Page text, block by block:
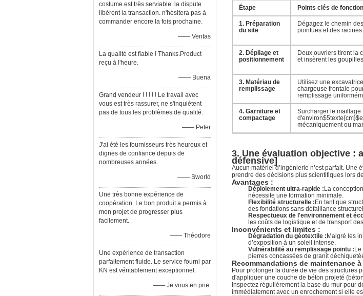
costume est très serviable. la dispute
libèrent la transaction. n'hésitera pas à
commander encore la fois prochaine.
—— Ventas
La qualité est fiable ! Thanks.Product
reçu à l'heure.
—— Buena
Grand vendeur ! ! ! ! ! Le travail avec
vous est très rassurer, ne s'inquiètent
pas de tous les problèmes de qualité.
—— Peter
J'ai été les fournisseurs très heureux et
dignes de confiance depuis de
nombreuses années.
—— Sworld
Une très bonne expérience de
coopération. Le bon produit a permis à
mon projet de progresser plus
facilement.
—— Théodore
Une expérience de transaction
parfaitement fluide. Le service fourni par
KN est véritablement exceptionnel.
—— Je vous en prie.
Étape
Points clés de
1. Préparation
du site
Dégagez le chemin
pointues et des
2. Dépliage et
positionnement
Deux ouvriers tirent la
et insèrent les
3. Matériau de
remplissage
Utilisez une
chargeuse frontale
remplissage
4. Garniture et
compactage
Surcharger le maillage
d'environ$5texte{cm}$
mécaniquement ou
3. Une évaluation objective :
défensive]
Aucun matériel d’ingénierie n’est parfait.
prendre des décisions plus scientifiques lors
Avantages :
Déploiement ultra-rapide : La
nécessite une formation minimale.
Flexibilité structurelle : En tant que
des fondations sans défaillance
Respectueux de l'environnement et
les coûts de logistique et de transport
Inconvénients et limites :
Dégradation du géotextile : Malgré les
d’exposition à un soleil intense.
Vulnérabilité au remplissage pointu :
pierres concassées de granit
Recommandations de maintenance
Pour prolonger la durée de vie des structures
d'appliquer une couche de béton projeté
Inspectez régulièrement la base du mur pour
immédiatement avec un enrochement si elle